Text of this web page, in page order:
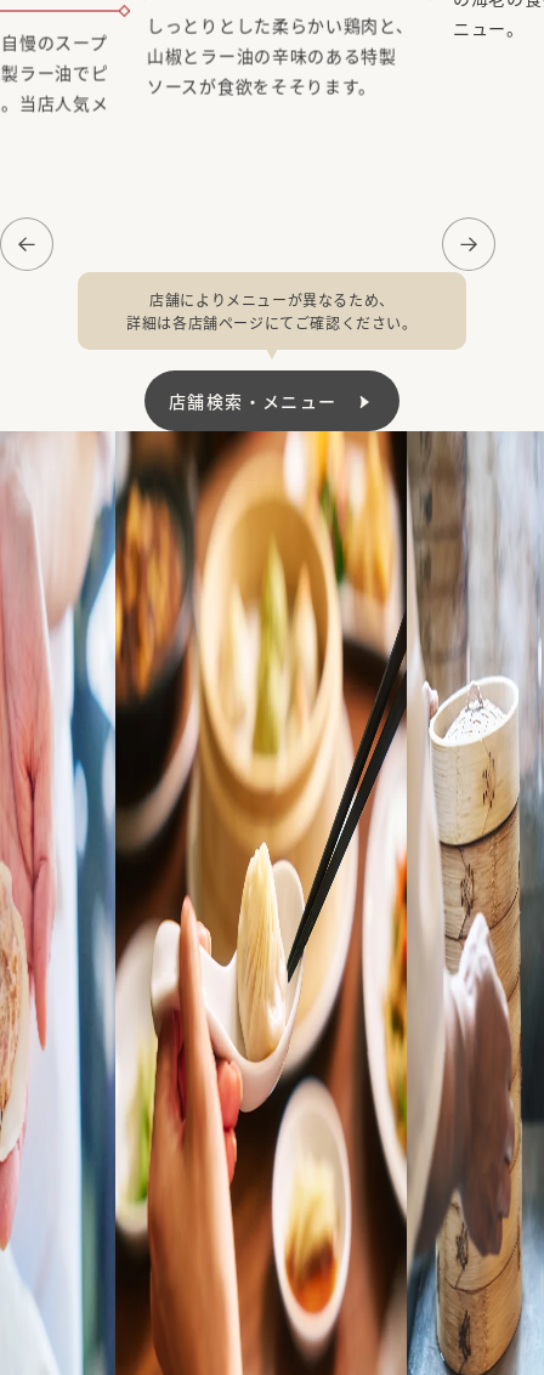
ー油でピ
店人気メ
よだれ鶏
しっとりとした柔らかい鶏肉と、
がらパラパ
の海老の食
店舗によりメニューが異なるため、
詳細は各店舗ページにてご確認ください。
店舗検索・メニュー